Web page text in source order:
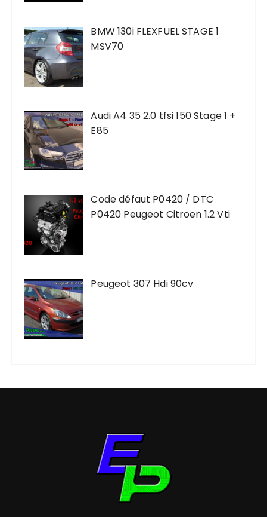
BMW 130i FLEXFUEL STAGE 1
MSV70
Audi A4 35 2.0 tfsi 150 Stage 1 +
E85
Code défaut P0420 / DTC
P0420 Peugeot Citroen 1.2 Vti
Peugeot 307 Hdi 90cv